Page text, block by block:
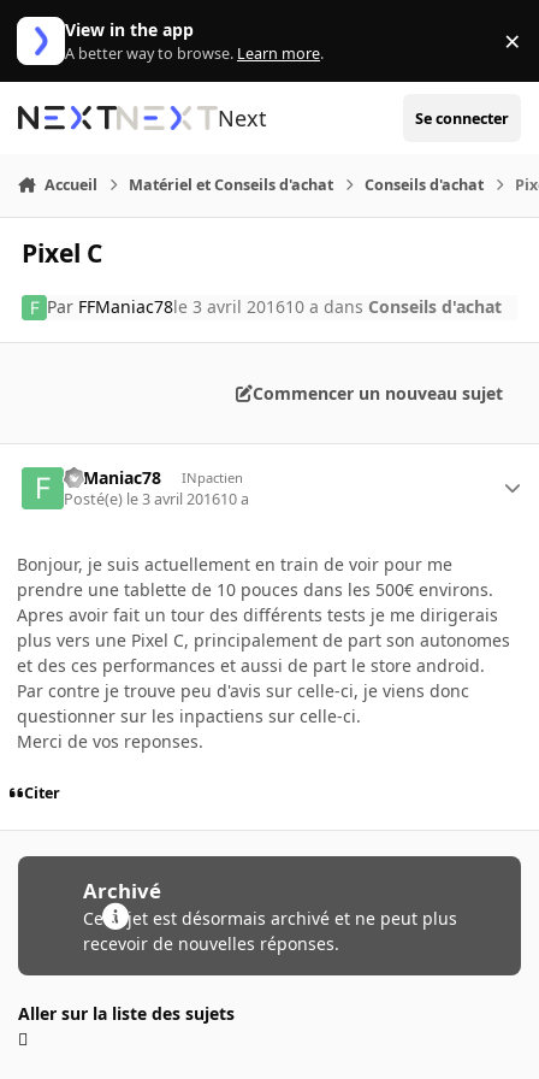
Aller au contenu
View in the app
A better way to browse. Learn more. ×
Next Se connecter
Accueil Matériel et Conseils d'achat Conseils d'achat
Pixel C
Par FFManiac78le 3 avril 201610 a dans Conseils d'achat
Commencer un nouveau sujet
FFManiac78 INpactien
Posté(e) le 3 avril 201610 a
Bonjour, je suis actuellement en train de voir pour me
prendre une tablette de 10 pouces dans les 500€ environs.
Apres avoir fait un tour des différents tests je me dirigerais
plus vers une Pixel C, principalement de part son autonomes
et des ces performances et aussi de part le store android.
Par contre je trouve peu d'avis sur celle-ci, je viens donc
questionner sur les inpactiens sur celle-ci.
Merci de vos reponses.
Citer
Archivé
Ce sujet est désormais archivé et ne peut plus
recevoir de nouvelles réponses.
Aller sur la liste des sujets